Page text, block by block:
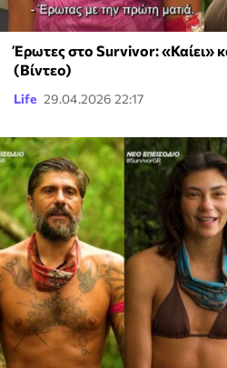
Έρωτες στο Survivor: «Καίει»
(Βίντεο)
Life 29.04.2026 22:17